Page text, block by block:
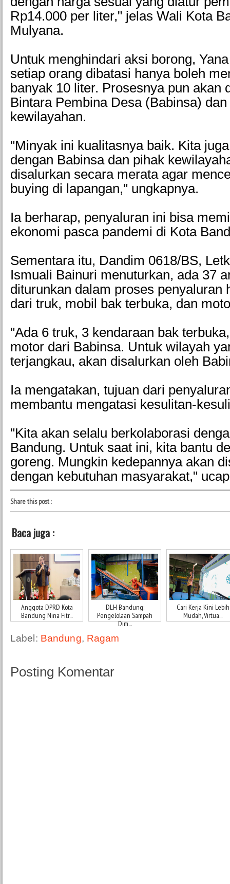
Rp14.000 per liter," jelas Wali Kota
Mulyana.
Untuk menghindari aksi borong,
setiap orang dibatasi hanya boleh
banyak 10 liter. Prosesnya pun akan
Bintara Pembina Desa (Babinsa)
kewilayahan.
"Minyak ini kualitasnya baik. Kita
dengan Babinsa dan pihak
disalurkan secara merata agar
buying di lapangan," ungkapnya.
Ia berharap, penyaluran ini bisa
ekonomi pasca pandemi di Kota
Sementara itu, Dandim 0618/BS,
Ismuali Bainuri menuturkan, ada 37
diturunkan dalam proses penyaluran
dari truk, mobil bak terbuka, dan
"Ada 6 truk, 3 kendaraan bak
motor dari Babinsa. Untuk wilayah
terjangkau, akan disalurkan oleh
Ia mengatakan, tujuan dari
membantu mengatasi kesulitan-
"Kita akan selalu berkolaborasi
Bandung. Untuk saat ini, kita bantu
goreng. Mungkin kedepannya akan
dengan kebutuhan masyarakat,"
Share this post:
Baca juga :
Anggota DPRD Kota
Bandung Nina Fitr...
DLH Bandung:
Pengelolaan Sampah
Dim...
Cari Kerja Kini Lebih
Mudah, Virtua...
Label: Bandung, Ragam
Posting Komentar